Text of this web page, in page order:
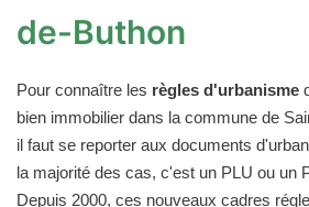
de-Buthon
Pour connaître les règles d'urbanisme
bien immobilier dans la commune de
il faut se reporter aux documents
la majorité des cas, c'est un PLU ou un
Depuis 2000, ces nouveaux cadres